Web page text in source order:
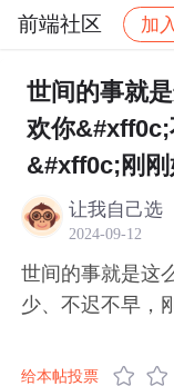
前端社区 加入
社区 前端社区
世间的事就
欢你&#xff0c;
&#xff0c;刚
让我自己选
2024-09-12
世间的事就是这
少、不迟不早，
给本帖投票